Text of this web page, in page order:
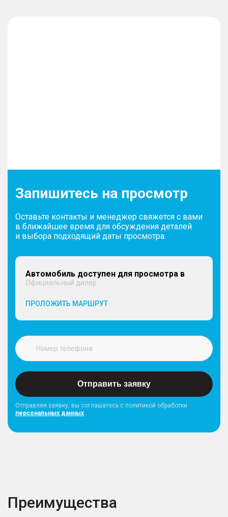
Запишитесь на просмотр
Оставьте контакты и менеджер свяжется с вами
в ближайшее время для обсуждения деталей
и выбора подходящий даты просмотра.
Автомобиль доступен для просмотра в
Официальный дилер
ПРОЛОЖИТЬ МАРШРУТ
Отправить заявку
Отправляя заявку, вы соглашатесь с политикой обработки
персональных данных
Преимущества